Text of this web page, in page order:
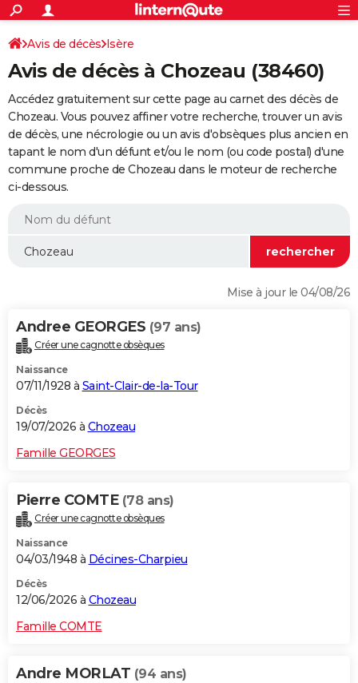
ACTUALITÉS
Politique
Société
Faits Divers
Education
Monde
Villes
+
SPORT
Coupe du monde 2026
Football
Tennis
Cyclisme
Rugby
Forum
Programme TV
TNT
Streaming
Cinéma
Sorties cinéma
Musique
+
FINANCE
Retraite
Epargne
Immobilier
Risques naturels par ville
Assurance
AUTO
Essais
Réserver un essai
Citadines
Berlines
SUV
Forum auto
+HIGH-TECH
BRICOLAGE
WEEK-END
Alimentation
Guide de la santé
Maladies
Médicaments
Sommeil
VOYAGE
Destinations
City break
Voyage nature
Voyage de noces
Forum
Climat
+PHOTO
GUIDES D'ACHAT
Carte de Noël
Carte Bonne année
Carte Saint-Valentin
Carte Pâques
Carte d'anniversaire
DICTIONNAIRE
Dictionnaire
Biographies
Citations
Expressions
Proverbes
PROGRAMME TV
S'inscrire
Se connecter
Lycées
Collèges
Primaires
Universités
Entreprises
Service militaire
Avis de recherche
AVIS DE DÉCÈS
FORUM
Bricolage
Lifestyle
Culture
Television
Voyage
Avis de décès Isère
Avis de décès à Chozeau (38460)
Accédez gratuitement sur cette page au carnet des décès de
Chozeau. Vous pouvez affiner votre recherche, trouver un avis
de décès, une nécrologie ou un avis d'obsèques plus ancien en
tapant le nom d'un défunt et/ou le nom (ou code postal) d'une
commune proche de Chozeau dans le moteur de recherche
ci-dessous.
Mise à jour le 04/08/26
Andree GEORGES (97 ans)
Créer une cagnotte obsèques
Naissance
07/11/1928 à Saint-Clair-de-la-Tour
Décès
19/07/2026 à Chozeau
Famille GEORGES
Pierre COMTE (78 ans)
Créer une cagnotte obsèques
Naissance
04/03/1948 à Décines-Charpieu
Décès
12/06/2026 à Chozeau
Famille COMTE
Andre MORLAT (94 ans)